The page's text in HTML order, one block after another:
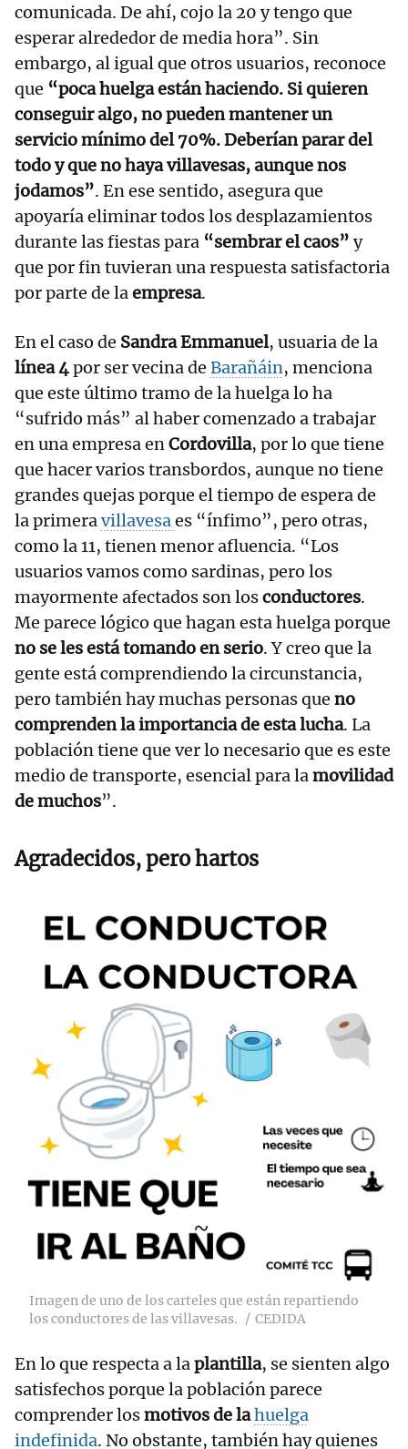
comunicada. De ahí, cojo la 20 y tengo que
esperar alrededor de media hora”. Sin
embargo, al igual que otros usuarios, reconoce
que “poca huelga están haciendo. Si quieren
conseguir algo, no pueden mantener un
servicio mínimo del 70%. Deberían parar del
todo y que no haya villavesas, aunque nos
jodamos”. En ese sentido, asegura que
apoyaría eliminar todos los desplazamientos
durante las fiestas para “sembrar el caos” y
que por fin tuvieran una respuesta satisfactoria
por parte de laempresa.
En el caso de Sandra Emmanuel, usuaria de la
línea 4por ser vecina de Barañáin, menciona
que este último tramo de la huelga lo ha
“sufrido más” al haber comenzado a trabajar
en una empresa enCordovilla, por lo que tiene
que hacer varios transbordos, aunque no tiene
grandes quejas porque el tiempo de espera de
la primeravillavesaes “ínfimo”, pero otras,
como la 11, tienen menor afluencia. “Los
usuarios vamos como sardinas, pero los
mayormente afectados son losconductores.
Me parece lógico que hagan esta huelga porque
no se les está tomando en serio. Y creo que la
gente está comprendiendo la circunstancia,
pero también hay muchas personas que no
comprenden la importancia de esta lucha. La
población tiene que ver lo necesario que es este
medio de transporte, esencial para lamovilidad
de muchos”.
Agradecidos, pero hartos
Imagen de uno de los carteles que están repartiendo
los conductores de las villavesas.
CEDIDA
En lo que respecta a laplantilla, se sienten algo
satisfechos porque la población parece
comprender losmotivos de lahuelga
indefinida. No obstante, también hay quienes